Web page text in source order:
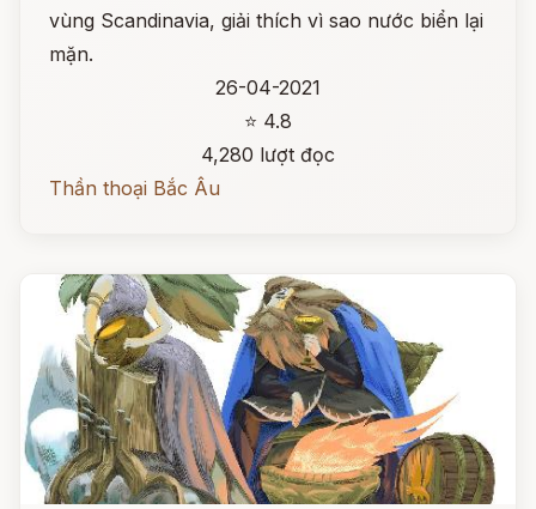
vùng Scandinavia, giải thích vì sao nước biển lại
mặn.
26-04-2021
⭐ 4.8
4,280 lượt đọc
Thần thoại Bắc Âu